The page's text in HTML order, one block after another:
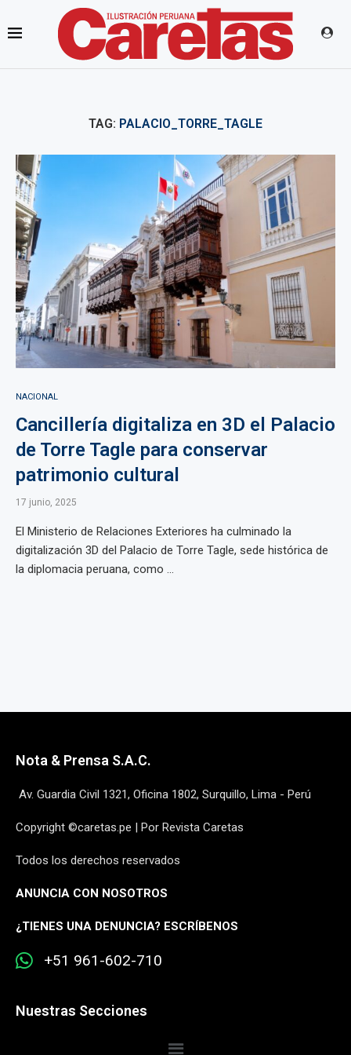
TAG: PALACIO_TORRE_TAGLE
NACIONAL
Cancillería digitaliza en 3D el Palacio
de Torre Tagle para conservar
patrimonio cultural
17 junio, 2025
El Ministerio de Relaciones Exteriores ha culminado la
digitalización 3D del Palacio de Torre Tagle, sede histórica de
la diplomacia peruana, como ...
Nota & Prensa S.A.C.
Av. Guardia Civil 1321, Oficina 1802, Surquillo, Lima - Perú
Copyright ©caretas.pe | Por Revista Caretas
Todos los derechos reservados
ANUNCIA CON NOSOTROS
¿TIENES UNA DENUNCIA? ESCRÍBENOS
+51 961-602-710
Nuestras Secciones